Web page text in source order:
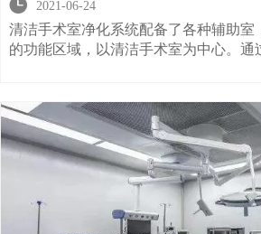

2021-06-24
清洁手术室净化系统配备了各种辅助室
的功能区域，以清洁手术室为中心。通